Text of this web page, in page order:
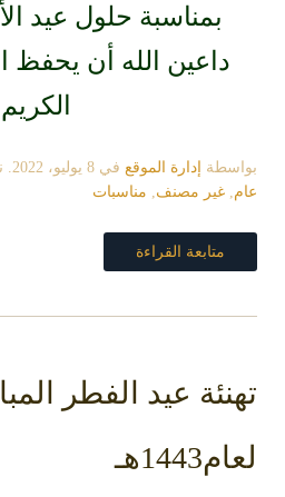
بمناسبة حلول عيد
داعين الله أن يحفظ
الكريم
بواسطة إدارة الموقع في 8 يوليو، 2022
عام غير مصنف مناسبات
متابعة القراءة
تهنئة عيد الفطر
لعام1443هـ